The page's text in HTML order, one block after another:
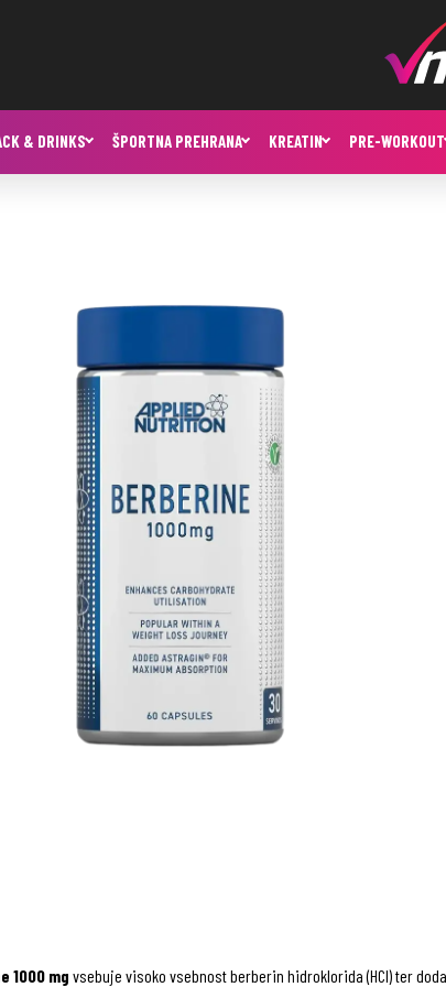
& DRINKS ŠPORTNA PREHRANA KREATIN PRE-WORKOUT
1000 mg vsebuje visoko vsebnost berberin hidroklorida (HCl) ter